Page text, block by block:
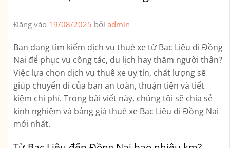
Đăng vào 19/08/2025 bởi admin
Bạn đang tìm kiếm dịch vụ thuê xe từ Bạc Liêu đi Đồng
Nai để phục vụ công tác, du lịch hay thăm người thân?
Việc lựa chọn dịch vụ thuê xe uy tín, chất lượng sẽ
giúp chuyến đi của bạn an toàn, thuận tiện và tiết
kiệm chi phí. Trong bài viết này, chúng tôi sẽ chia sẻ
kinh nghiệm và bảng giá thuê xe Bạc Liêu đi Đồng Nai
mới nhất.